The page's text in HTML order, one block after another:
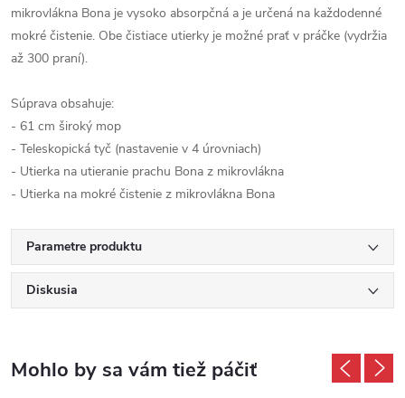
mikrovlákna Bona je vysoko absorpčná a je určená na každodenné
mokré čistenie. Obe čistiace utierky je možné prať v práčke (vydržia
až 300 praní).
Súprava obsahuje:
- 61 cm široký mop
- Teleskopická tyč (nastavenie v 4 úrovniach)
- Utierka na utieranie prachu Bona z mikrovlákna
- Utierka na mokré čistenie z mikrovlákna Bona
Parametre produktu
Diskusia